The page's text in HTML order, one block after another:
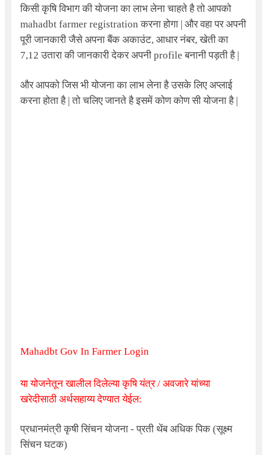
किसी कृषि विभाग की योजना का लाभ लेना चाहते है तो आपको
mahadbt farmer registrationकरना होगा | और वहा पर अपनी
पूरी जानकारी जैसे अपना बैंक अकाउंट, आधार नंबर, खेती का
7,12 उतारा की जानकारी देकर अपनी profile बनानी पड़ती है |
और आपको जिस भी योजना का लाभ लेना है उसके लिए अप्लाई
करना होता है | तो चलिए जानते है इसमें कोण कोण सी योजना है |
Mahadbt Gov In Farmer Login
या योजनेतून खालील दिलेल्या कृषि यंत्र / अवजारे यांच्या
खरेदीसाठी अर्थसहाय्य देण्यात येईल:
प्रधानमंत्री कृषी सिंचन योजना - प्रती थेंब अधिक पिक (सूक्ष्म
सिंचन घटक)